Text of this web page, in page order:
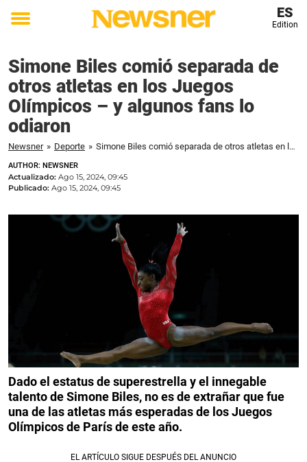
Toggle
ES
Edition
Simone Biles comió separada de
otros atletas en los Juegos
Olímpicos – y algunos fans lo
odiaron
Newsner » Deporte » Simone Biles comió separada de otros atletas en los Juegos Olímpicos – y algunos fans lo odiaron
AUTHOR: NEWSNER
Actualizado: Ago 15, 2024, 09:45
Publicado: Ago 15, 2024, 09:45
Dado el estatus de superestrella y el innegable
talento de Simone Biles, no es de extrañar que fue
una de las atletas más esperadas de los Juegos
Olímpicos de París de este año.